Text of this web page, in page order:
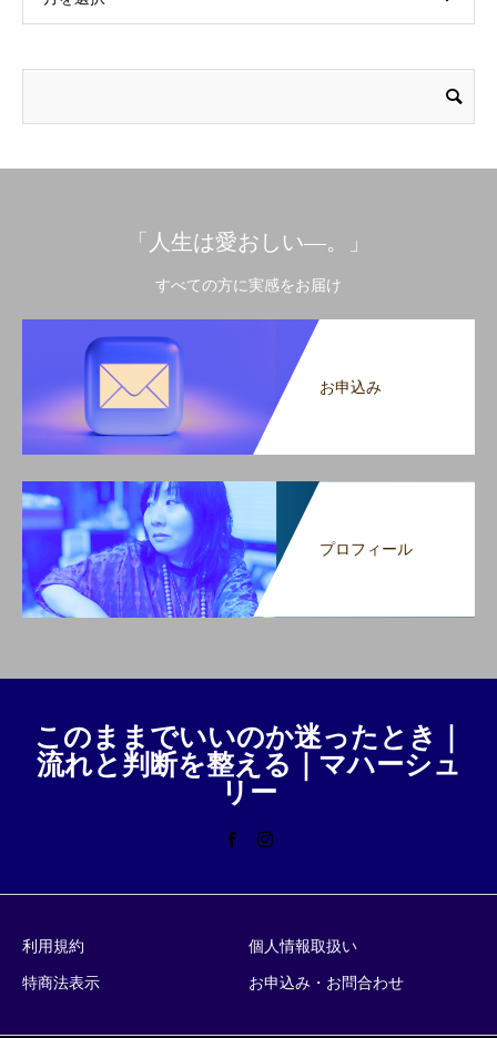
「人生は愛おしい―。」
すべての方に実感をお届け
お申込み
プロフィール
このままでいいのか迷ったとき｜
流れと判断を整える｜マハーシュ
リー
利用規約 個人情報取扱い
特商法表示 お申込み・お問合わせ